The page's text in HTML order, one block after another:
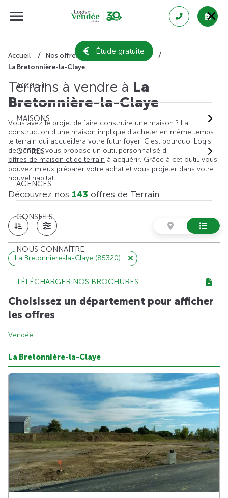
Étude gratuite
ACCUEIL
MAISONS
OFFRES
AGENCES
CONSEILS
NOUS CONNAÎTRE
TÉLÉCHARGER NOS BROCHURES
Accueil Nos offres de terrain
Vendée
La Bretonnière-la-Claye
Terrains à vendre à La
Bretonnière-la-Claye
Vous avez le projet de faire construire une maison ? La
construction d'une maison implique d'acheter en même temps
le terrain qui accueillera votre futur foyer. C'est pourquoi Logis
de Vendée vous propose un outil personnalisé d'
offres de maison et de terrain à acquérir. Grâce à cet outil, vous
pouvez mieux préparer votre achat et vous projeter dans votre
nouvel habitat.
Découvrez nos 143 offres de Terrain
La Bretonnière-la-Claye (85320)
Choisissez un département pour afficher
les offres
Vendée
La Bretonnière-la-Claye